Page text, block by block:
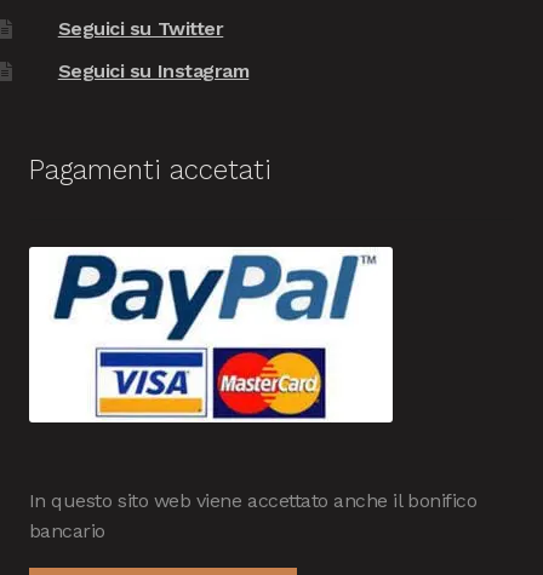
Seguici su Twitter
Seguici su Instagram
Pagamenti accetati
In questo sito web viene accettato anche il bonifico
bancario